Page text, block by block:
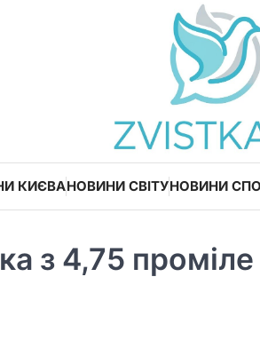
КИЄВАНОВИНИ СВІТУНОВИНИ
з 4,75